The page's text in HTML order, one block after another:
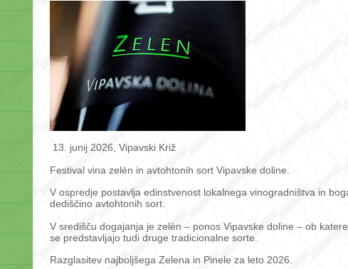
13. junij 2026, Vipavski Križ
Festival vina zelèn in avtohtonih sort Vipavske doline.
V ospredje postavlja edinstvenost lokalnega vinogradništva in
dediščino avtohtonih sort.
V središču dogajanja je zelèn – ponos Vipavske doline – ob
se predstavljajo tudi druge tradicionalne sorte.
Razglasitev najboljšega Zelena in Pinele za leto 2026.